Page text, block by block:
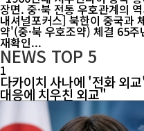
장면. 중·북 전통 우호관계의 역
내셔널포커스] 북한이 중국과
약'(중·북 우호조약) 체결 65
재확인...
NEWS TOP 5
1
다카이치 사나에 '전화 외
대응에 치우친 외교"